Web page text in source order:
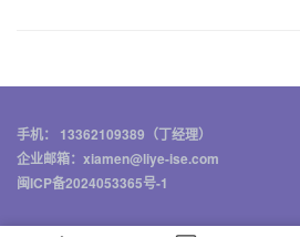
手机： 13362109389（丁经理）
企业邮箱：xiamen@liye-ise.com
闽ICP备2024053365号-1